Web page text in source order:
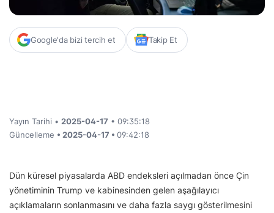
Google'da bizi tercih et Takip Et
Yayın Tarihi • 2025-04-17 • 09:35:18
Güncelleme • 2025-04-17 • 09:42:18
Dün küresel piyasalarda ABD endeksleri açılmadan önce Çin
yönetiminin Trump ve kabinesinden gelen aşağılayıcı
açıklamaların sonlanmasını ve daha fazla saygı gösterilmesini